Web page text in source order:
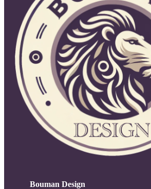
Bouman Design